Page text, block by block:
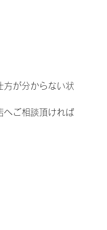
方が分からない状
へご相談頂ければ